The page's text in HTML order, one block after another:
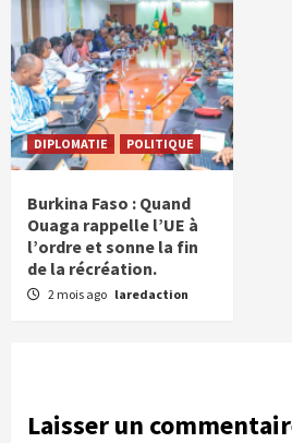
DIPLOMATIE POLITIQUE
Burkina Faso : Quand
Ouaga rappelle l’UE à
l’ordre et sonne la fin
de la récréation.
2 mois ago laredaction
Laisser un